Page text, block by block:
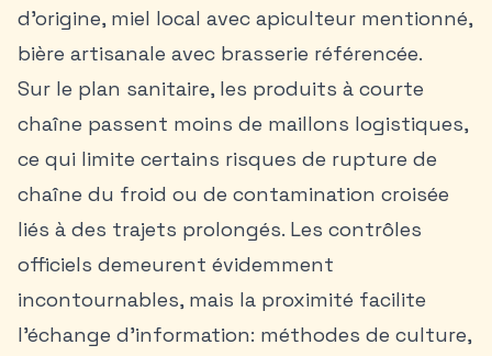
d’origine, miel local avec apiculteur mentionné,
bière artisanale avec brasserie référencée.
Sur le plan sanitaire, les produits à courte
chaîne passent moins de maillons logistiques,
ce qui limite certains risques de rupture de
chaîne du froid ou de contamination croisée
liés à des trajets prolongés. Les contrôles
officiels demeurent évidemment
incontournables, mais la proximité facilite
l’échange d’information: méthodes de culture,